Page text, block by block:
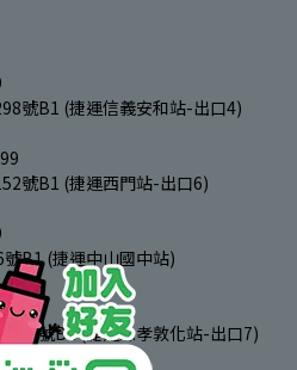
號B1 (捷運信義安和站-出口4)
號B1 (捷運西門站-出口6)
B1 (捷運中山國中站)
107號B1 (捷運忠孝敦化站-出口7)